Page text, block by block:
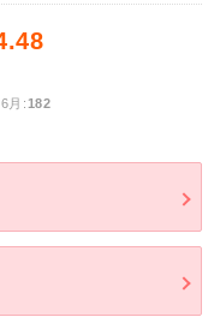
:182